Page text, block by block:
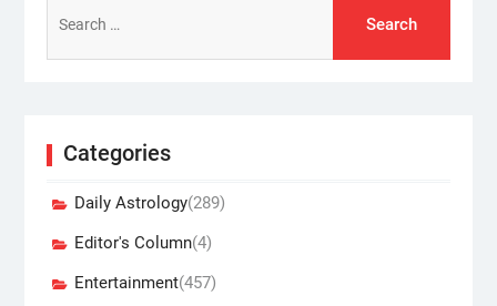
for:
Categories
Daily Astrology(289)
Editor's Column(4)
Entertainment(457)